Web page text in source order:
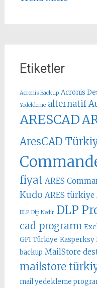
Etiketler
Acronis Backup Acronis
Yedekleme alternatif
ARESCAD
AresCAD
fiyat ARES
Kudo ARES türkiye
DLP Dlp Nedir DLP
cad programı
GFI Türkiye Kasperksy
backup MailStore
mailstore
mail yedekleme